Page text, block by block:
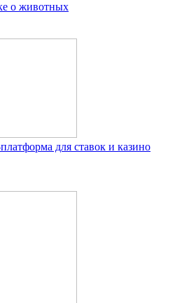
о животных
для ставок и казино